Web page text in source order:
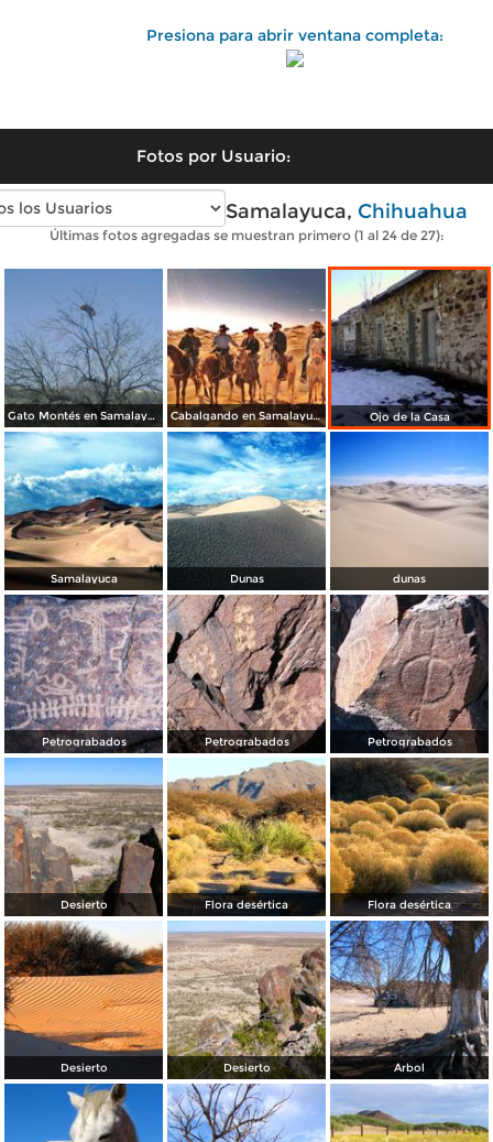
Presiona para abrir ventana completa:
Fotos por Usuario:
Fotos modernas de Samalayuca, Chihuahua
Últimas fotos agregadas se muestran primero (1 al 24 de 27):
Gato Montés en Samalayuca Cabalgando en Samalayuca Ojo de la Casa
Samalayuca Dunas dunas
Petrograbados Petrograbados Petrograbados
Desierto Flora desértica Flora desértica
Desierto Desierto Árbol